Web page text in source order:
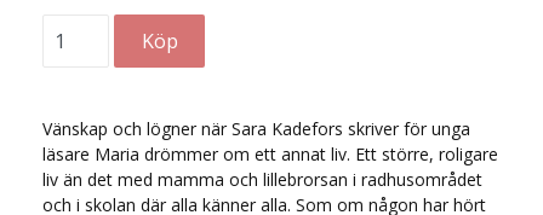
Vänskap och lögner när Sara Kadefors skriver för unga
läsare Maria drömmer om ett annat liv. Ett större, roligare
liv än det med mamma och lillebrorsan i radhusområdet
och i skolan där alla känner alla. Som om någon har hört